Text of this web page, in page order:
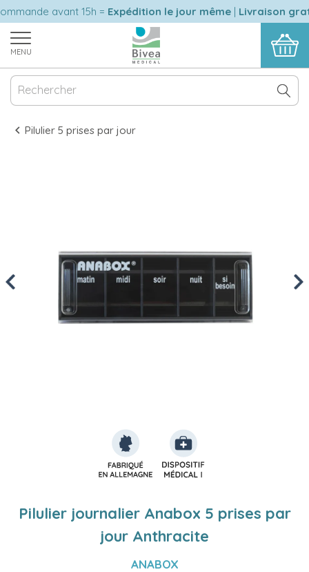
avant 15h = Expédition le jour même|Livraison
MENU
Pilulier 5 prises par jour
Previous
Pilulier journalier Anabox 5 prises par
jour Anthracite
ANABOX